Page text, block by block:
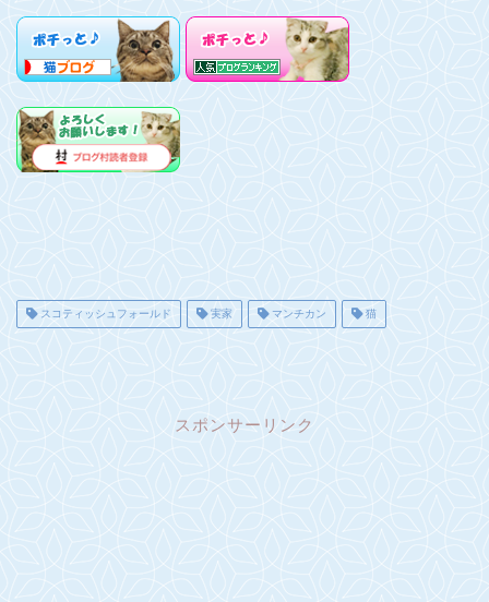
スコティッシュフォールド 実家 マンチカン 猫
スポンサーリンク